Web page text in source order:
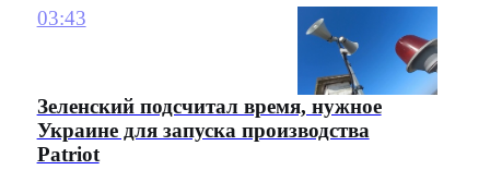
03:43
Зеленский подсчитал время, нужное
Украине для запуска производства
Patriot